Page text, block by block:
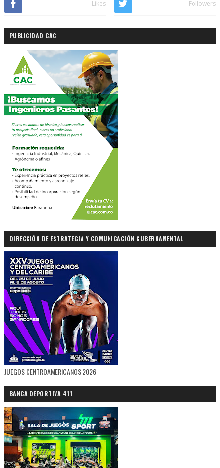
Likes Followers
PUBLICIDAD CAC
DIRECCIÓN DE ESTRATEGIA Y COMUNICACIÓN GUBERNAMENTAL
JUEGOS CENTROAMERICANOS 2026
BANCA DEPORTIVA 411